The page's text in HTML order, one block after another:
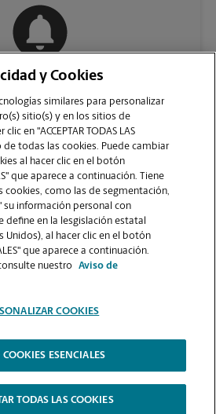
DE LA TIENDA
| Términos de Uso del Sitio Web |
y Cookies
similares para personalizar
sitio(s) y en los sitios de
en "ACCEPTAR TODAS LAS
de todas las cookies. Puede cambiar
al hacer clic en el botón
que aparece a continuación. Tiene
cookies, como las de segmentación,
información personal con
define en la lesgislación estatal
Unidos), al hacer clic en el botón
que aparece a continuación.
nuestro
Aviso de
COOKIES
COOKIES ESENCIALES
TODAS LAS COOKIES